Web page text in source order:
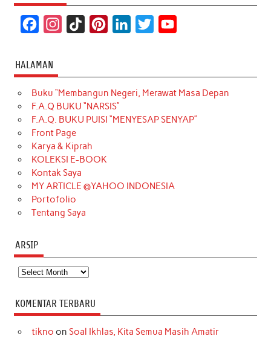
c
e
b
o
o
k
t
a
g
r
a
m
T
o
k
t
e
r
k
e
d
t
t
e
T
u
b
HALAMAN
Buku “Membangun Negeri, Merawat Masa Depan
F.A.Q BUKU “NARSIS”
F.A.Q. BUKU PUISI “MENYESAP SENYAP”
Front Page
Karya & Kiprah
KOLEKSI E-BOOK
Kontak Saya
MY ARTICLE @YAHOO INDONESIA
Portofolio
Tentang Saya
ARSIP
Arsip
KOMENTAR TERBARU
tikno on Soal Ikhlas, Kita Semua Masih Amatir